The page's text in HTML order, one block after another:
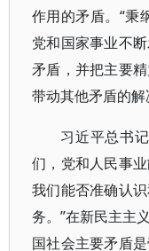
作用的矛盾。“秉
党和国家事业不
矛盾，并把主要
带动其他矛盾的解
习近平总书
们，党和人民事
我们能否准确认
务。”在新民主主
国社会主要矛盾